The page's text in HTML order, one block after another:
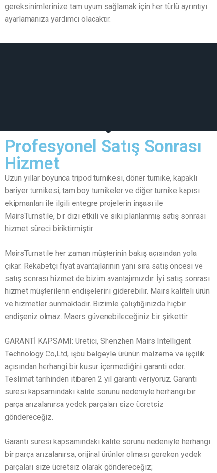
gereksinimlerinize tam uyum sağlamak için her türlü ayrıntıyı
ayarlamanıza yardımcı olacaktır.
Profesyonel Satış Sonrası
Hizmet
Uzun yıllar boyunca tripod turnikesi, döner turnike, kapaklı
bariyer turnikesi, tam boy turnikeler ve diğer turnike kapısı
ekipmanları ile ilgili entegre projelerin inşası ile
MairsTurnstile, bir dizi etkili ve sıkı planlanmış satış sonrası
hizmet süreci biriktirmiştir.
MairsTurnstile her zaman müşterinin bakış açısından yola
çıkar. Rekabetçi fiyat avantajlarının yanı sıra satış öncesi ve
satış sonrası hizmet de bizim avantajımızdır. İyi satış sonrası
hizmet müşterilerin endişelerini giderebilir. Mairs kaliteli ürün
ve hizmetler sunmaktadır. Bizimle çalıştığınızda hiçbir
endişeniz olmaz. Maers güvenebileceğiniz bir şirkettir.
GARANTİ KAPSAMI: Üretici, Shenzhen Mairs Intelligent
Technology Co,Ltd, işbu belgeyle ürünün malzeme ve işçilik
açısından herhangi bir kusur içermediğini garanti eder.
Teslimat tarihinden itibaren 2 yıl garanti veriyoruz. Garanti
süresi kapsamındaki kalite sorunu nedeniyle herhangi bir
parça arızalanırsa yedek parçaları size ücretsiz
göndereceğiz.
Garanti süresi kapsamındaki kalite sorunu nedeniyle herhangi
bir parça arızalanırsa, orijinal ürünler olması gereken yedek
parçaları size ücretsiz olarak göndereceğiz;